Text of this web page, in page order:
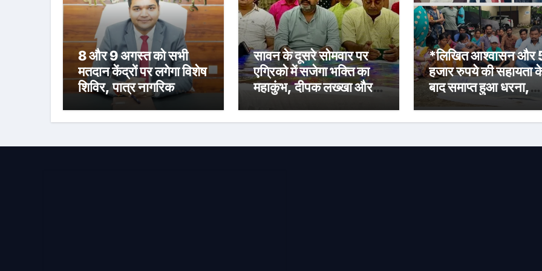
8 और 9 अगस्त को सभी
मतदान केंद्रों पर लगेगा विशेष
शिविर, पात्र नागरिक
फॉर्म-6 और फॉर्म-8 भरें:
उपायुक्त मनीष कुमार
सावन के दूसरे सोमवार पर
एग्रिको में सजेगा भक्ति का
महाकुंभ, दीपक लख्खा और
संध्या होगी आकर्षण
*लिखित आश्वासन और
हजार रुपये की सहायता
बाद समाप्त हुआ धरना,
बिजली मिस्त्री रवि
की मौत पर मुआवजा व